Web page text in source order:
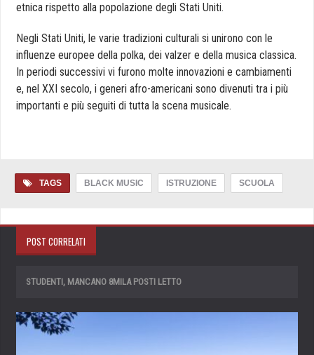
etnica rispetto alla popolazione degli Stati Uniti.
Negli Stati Uniti, le varie tradizioni culturali si unirono con le
influenze europee della polka, dei valzer e della musica classica.
In periodi successivi vi furono molte innovazioni e cambiamenti
e, nel XXI secolo, i generi afro-americani sono divenuti tra i più
importanti e più seguiti di tutta la scena musicale.
TAGS BLACK MUSIC ISTRUZIONE SCUOLA
POST CORRELATI
STUDENTI, MANCANO 8MILA POSTI LETTO